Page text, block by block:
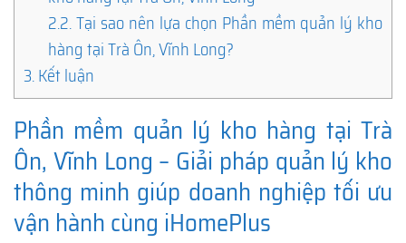
2.2.Tại sao nên lựa chọn Phần mềm quản lý kho
hàng tại Trà Ôn, Vĩnh Long?
3.Kết luận
Phần mềm quản lý kho hàng tại Trà
Ôn, Vĩnh Long – Giải pháp quản lý kho
thông minh giúp doanh nghiệp tối ưu
vận hành cùng iHomePlus